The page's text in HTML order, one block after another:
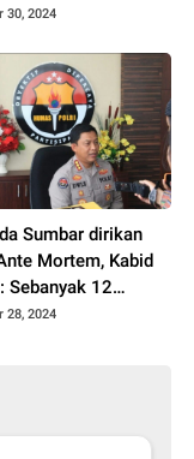
Alam Tambang
30, 2024
Sumbar dirikan
Mortem, Kabid
Sebanyak 12
Dunia Korban
28, 2024